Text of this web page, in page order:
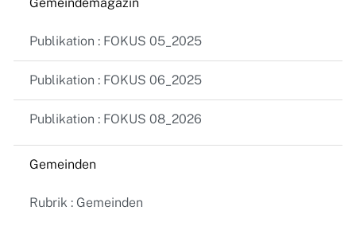
Publikation : FOKUS 05_2025
Publikation : FOKUS 06_2025
Publikation : FOKUS 08_2026
Gemeinden
Rubrik : Gemeinden